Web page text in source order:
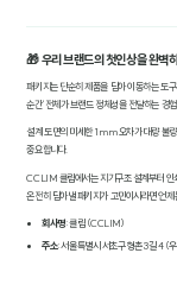
🎁 우리 브랜드의 첫인상을 완벽
패키지는 단순히 제품을 담아 이동하는 도
순간' 전체가 브랜드 정체성을 전달하는 경
설계 도면의 미세한 1mm 오차가 대량 불
중요합니다.
CCLIM 클림에서는 지기구조 설계부터 인
온전히 담아낼 패키지가 고민이시라면 언제
회사명: 클림 (CCLIM)
주소: 서울특별시 서초구 형촌3길 4 (